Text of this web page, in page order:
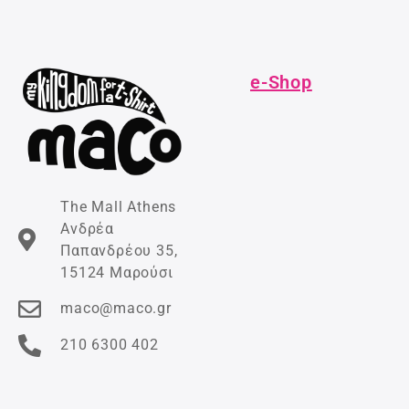
The Mall Athens
Ανδρέα
Παπανδρέου 35,
15124 Μαρούσι
maco@maco.gr
210 6300 402
e-Shop